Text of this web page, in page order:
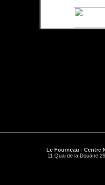
Le Fourneau - Centre
11 Quai de la Douane